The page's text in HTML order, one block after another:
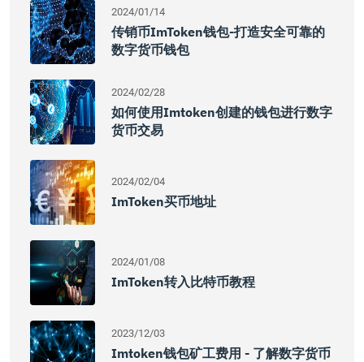
2024/01/14
传销币imToken钱包-打造安全可靠的
数字货币钱包
2024/02/28
如何使用imtoken创建的钱包进行数字
货币交易
2024/02/04
ImToken买币地址
2024/01/08
ImToken转入比特币教程
2023/12/03
Imtoken钱包矿工费用 - 了解数字货币